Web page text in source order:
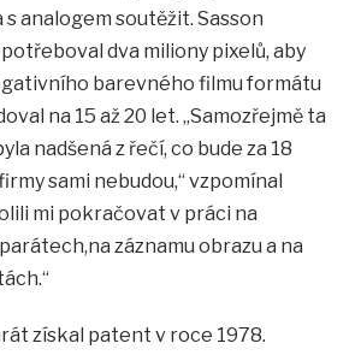
analogem soutěžit. Sasson
dva miliony pixelů, aby
barevného filmu formátu
na 15 až 20 let. „Samozřejmě ta
nadšená z řečí, co bude za 18
sami nebudou,“ vzpomínal
mi pokračovat v práci na
záznamu obrazu a na
získal patent v roce 1978.